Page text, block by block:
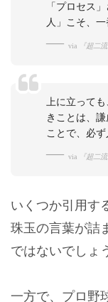
「プロセス
人」こそ、
via 『超二
上に立って
きことは、
ことで、必ず
via 『超二
いくつか引用す
珠玉の言葉が詰
ではないでしょ
一方で、プロ野